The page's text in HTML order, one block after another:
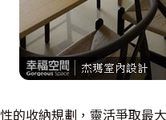
的收納規劃，靈活爭取最